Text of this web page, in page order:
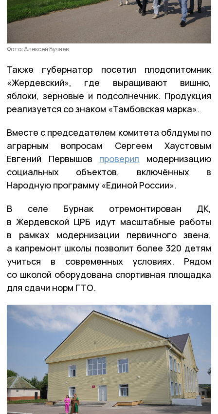
Фото: Алексей Бучнев
Также губернатор посетил плодопитомник
«Жердевский», где выращивают вишню,
яблоки, зерновые и подсолнечник. Продукция
реализуется со знаком «Тамбовская марка».
Вместе с председателем комитета облдумы по
аграрным вопросам Сергеем Хаустовым
Евгений Первышов проверил модернизацию
социальных объектов, включённых в
Народную программу «Единой России».
В селе Бурнак отремонтирован ДК,
в Жердевской ЦРБ идут масштабные работы
в рамках модернизации первичного звена,
а капремонт школы позволит более 320 детям
учиться в современных условиях. Рядом
со школой оборудована спортивная площадка
для сдачи норм ГТО.